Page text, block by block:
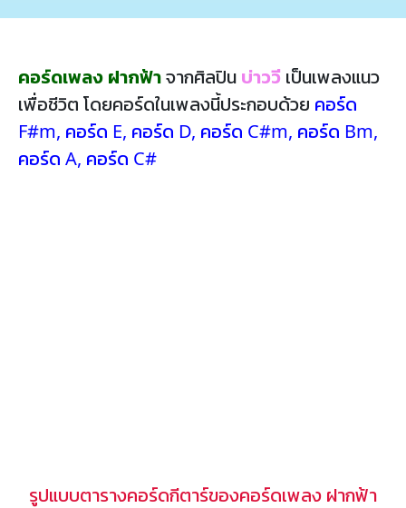
คอร์ดเพลง ฝากฟ้าจากศิลปิน บ่าววี เป็นเพลงแนว
เพื่อชีวิต โดยคอร์ดในเพลงนี้ประกอบด้วย คอร์ด
F#m, คอร์ด E, คอร์ด D, คอร์ด C#m, คอร์ด Bm,
คอร์ด A, คอร์ด C#
รูปแบบตารางคอร์ดกีตาร์ของคอร์ดเพลง ฝากฟ้า